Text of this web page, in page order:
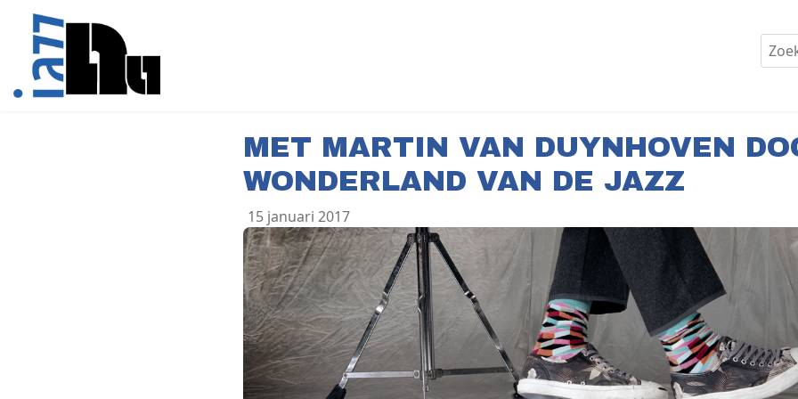
MET MARTIN VAN DUYNHOVEN
WONDERLAND VAN DE JAZZ
15 januari 2017